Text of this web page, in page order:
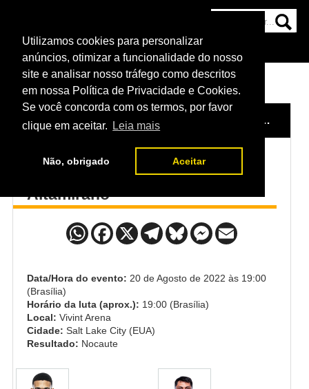
Utilizamos cookies para personalizar
anúncios, otimizar a funcionalidade do nosso
site e analisar nosso tráfego como descritos
em nossa Política de Privacidade e Cookies.
Se você concorda com os termos, por favor
clique em aceitar.
Leia mais
Não, obrigado Aceitar
NOTÍCIAS
HOME EVENTO / UFC 278
Daniel Lacerda x Victor
Altamirano
Data/Hora do evento: 20 de Agosto de 2022 às 19:00
(Brasília)
Horário da luta (aprox.): 19:00 (Brasília)
Local: Vivint Arena
Cidade: Salt Lake City (EUA)
Resultado: Nocaute